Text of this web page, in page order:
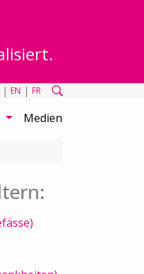
| EN | FR
Medien